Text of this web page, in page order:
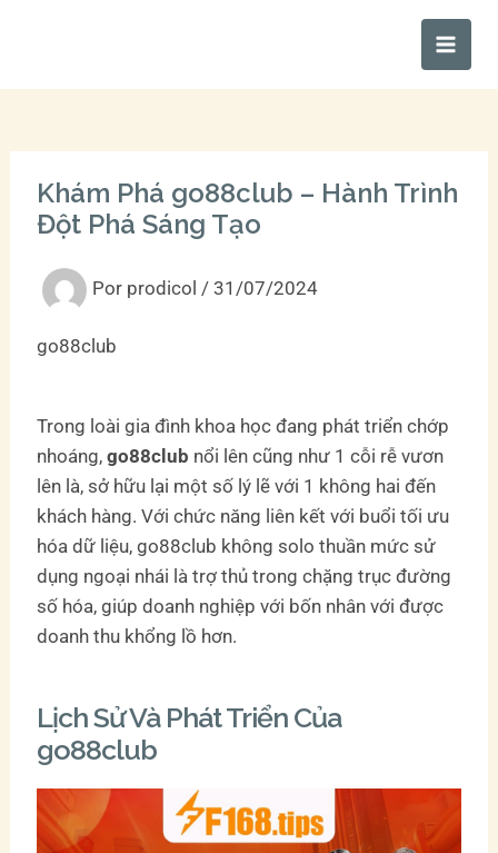
Main
Khám Phá go88club – Hành Trình
Đột Phá Sáng Tạo
Por prodicol /31/07/2024
go88club
Trong loài gia đình khoa học đang phát triển chớp
nhoáng,go88club nổi lên cũng như 1 cỗi rễ vươn
lên là, sở hữu lại một số lý lẽ với 1 không hai đến
khách hàng. Với chức năng liên kết với buổi tối ưu
hóa dữ liệu, go88club không solo thuần mức sử
dụng ngoại nhái là trợ thủ trong chặng trục đường
số hóa, giúp doanh nghiệp với bốn nhân với được
doanh thu khổng lồ hơn.
Lịch Sử Và Phát Triển Của
go88club